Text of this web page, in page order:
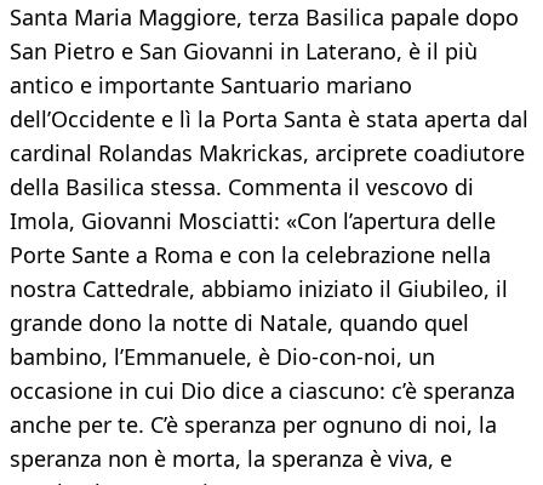
Santa Maria Maggiore, terza Basilica papale dopo
San Pietro e San Giovanni in Laterano, è il più
antico e importante Santuario mariano
dell’Occidente e lì la Porta Santa è stata aperta dal
cardinal Rolandas Makrickas, arciprete coadiutore
della Basilica stessa. Commenta il vescovo di
Imola, Giovanni Mosciatti: «Con l’apertura delle
Porte Sante a Roma e con la celebrazione nella
nostra Cattedrale, abbiamo iniziato il Giubileo, il
grande dono la notte di Natale, quando quel
bambino, l’Emmanuele, è Dio-con-noi, un
occasione in cui Dio dice a ciascuno: c’è speranza
anche per te. C’è speranza per ognuno di noi, la
speranza non è morta, la speranza è viva, e